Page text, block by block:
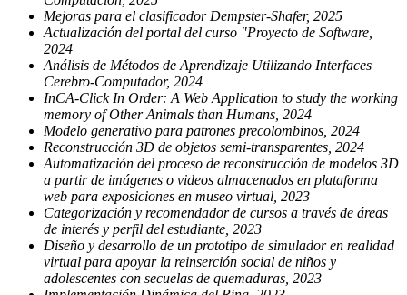
Mejoras para el clasificador Dempster-Shafer, 2025
Actualización del portal del curso "Proyecto de Software,
2024
Análisis de Métodos de Aprendizaje Utilizando Interfaces
Cerebro-Computador, 2024
InCA-Click In Order: A Web Application to study the working
memory of Other Animals than Humans, 2024
Modelo generativo para patrones precolombinos, 2024
Reconstrucción 3D de objetos semi-transparentes, 2024
Automatización del proceso de reconstrucción de modelos 3D
a partir de imágenes o videos almacenados en plataforma
web para exposiciones en museo virtual, 2023
Categorización y recomendador de cursos a través de áreas
de interés y perfil del estudiante, 2023
Diseño y desarrollo de un prototipo de simulador en realidad
virtual para apoyar la reinserción social de niños y
adolescentes con secuelas de quemaduras, 2023